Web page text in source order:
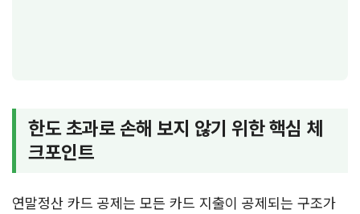
한도 초과로 손해 보지 않기 위한 핵심 체
크포인트
연말정산 카드 공제는 모든 카드 지출이 공제되는 구조가